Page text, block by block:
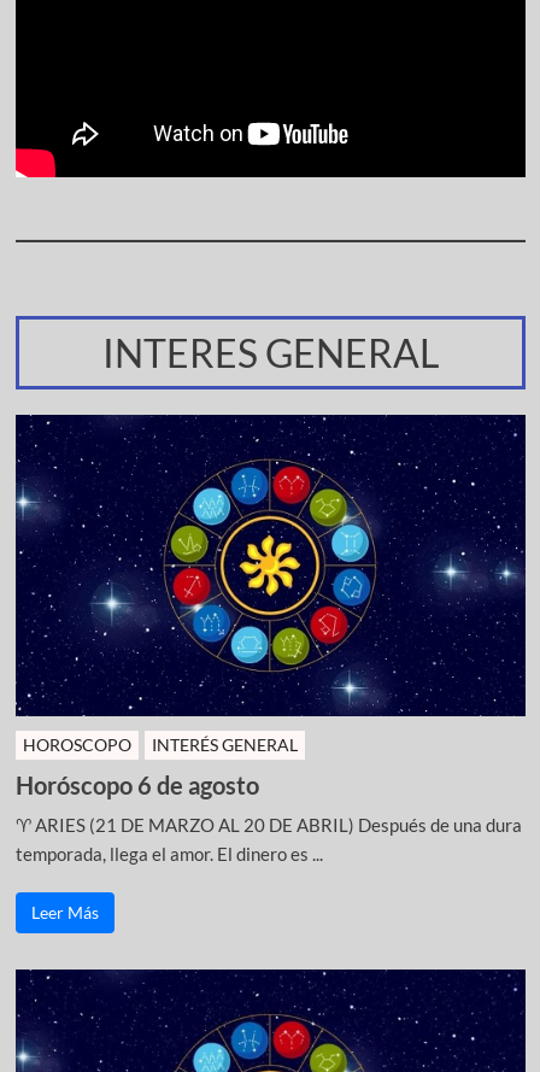
INTERES GENERAL
HOROSCOPO INTERÉS GENERAL
Horóscopo 6 de agosto
♈ ARIES (21 DE MARZO AL 20 DE ABRIL) Después de una dura
temporada, llega el amor. El dinero es ...
Leer Más